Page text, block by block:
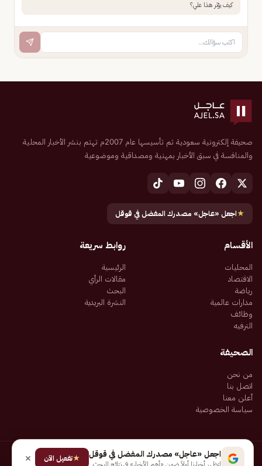
كيف يؤثر هذا علي؟
صحيفة إلكترونية سعودية تم تأسيسها عام 2007م تهتم بنشر الأخبار المحلية
والمنافسة في سبق الأخبار بمهنية ومصداقية وموضوعية
★اجعل «عاجل» مصدرك المفضل في قوقل
الأقسام
المحليات
الاقتصاد
رياضة
مدارات عالمية
وظائف
الترفيه
روابط سريعة
الرئيسية
مقالات الرأي
البحث
النشرة البريدية
الصحيفة
من نحن
اتصل بنا
أعلن معنا
سياسة الخصوصية
جميع الحقوق محفوظة لـ شركة إيجاز للنشر الإلكتروني المالكة لصحيفة عاجل
اجعل «عاجل» مصدرك المفضل في قوقل
لتظهر أخبارنا أولاً ضمن «أهم الأخبار» في نتائج البحث
★تفعيل الآن